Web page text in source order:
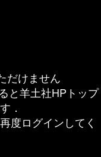
だけません
と羊土社HPトップ
．
度ログインしてく